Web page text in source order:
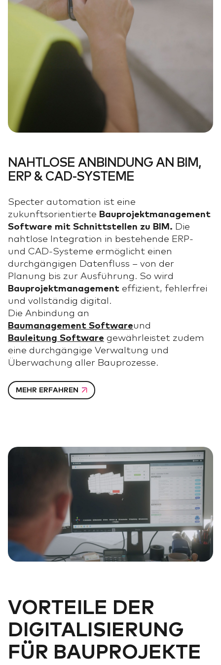
NAHTLOSE ANBINDUNG AN BIM,
ERP & CAD-SYSTEME
Specter automation ist eine
zukunftsorientierte Bauprojektmanagement
Software mit Schnittstellen zu BIM. Die
nahtlose Integration in bestehende ERP-
und CAD-Systeme ermöglicht einen
durchgängigen Datenfluss – von der
Planung bis zur Ausführung. So wird
Bauprojektmanagement effizient, fehlerfrei
und vollständig digital.
Die Anbindung an
Baumanagement Softwareund
Bauleitung Software gewährleistet zudem
eine durchgängige Verwaltung und
Überwachung aller Bauprozesse.
MEHR ERFAHREN
VORTEILE DER
DIGITALISIERUNG
FÜR BAUPROJEKTE
VORTEILE
VORTEILE
KUNDENSTIMMEN
KUNDENSTIMMEN
EVENTS
EVENTS
WEBINARE
WEBINARE
ÜBER UNS
07
ÜBER UNS
JOBS
JOBS
BLOG
09 BLOG